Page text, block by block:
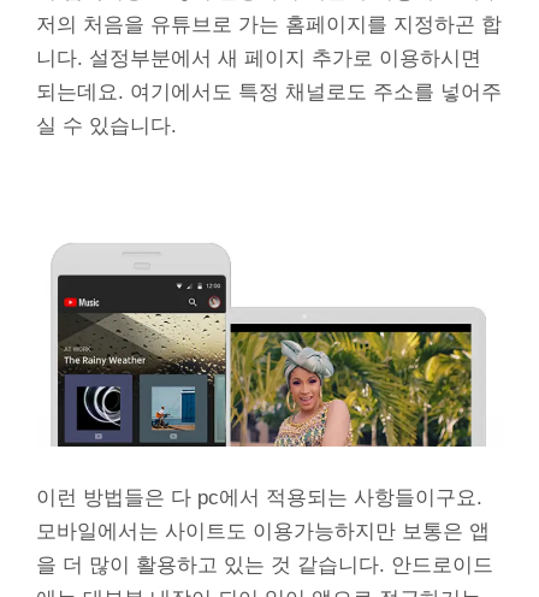
저의 처음을 유튜브로 가는 홈페이지를 지정하곤 합
니다. 설정부분에서 새 페이지 추가로 이용하시면
되는데요. 여기에서도 특정 채널로도 주소를 넣어주
실 수 있습니다.
이런 방법들은 다 pc에서 적용되는 사항들이구요.
모바일에서는 사이트도 이용가능하지만 보통은 앱
을 더 많이 활용하고 있는 것 같습니다. 안드로이드